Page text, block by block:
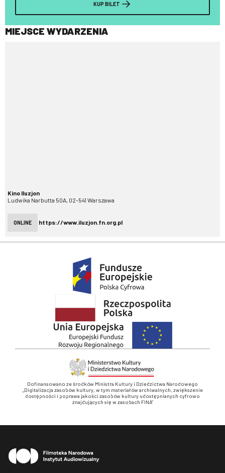
KUP BILET
MIEJSCE WYDARZENIA
Kino Iluzjon
Ludwika Narbutta 50A, 02-541 Warszawa
ONLINE https://www.iluzjon.fn.org.pl
Dofinansowano ze środków Ministra Kultury i Dziedzictwa Narodowego
„Digitalizacja zasobów kultury, w tym materiałów archiwalnych, zwiększenie
dostępności i poprawa jakości zasobów kultury udostępnianych cyfrowo
znajdujących się w zasobach FINA”